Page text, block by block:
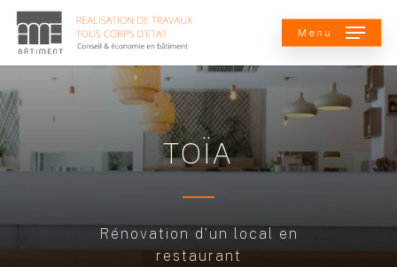
Skip
to
main
content
Menu
TOÏA
Rénovation d’un local en
restaurant